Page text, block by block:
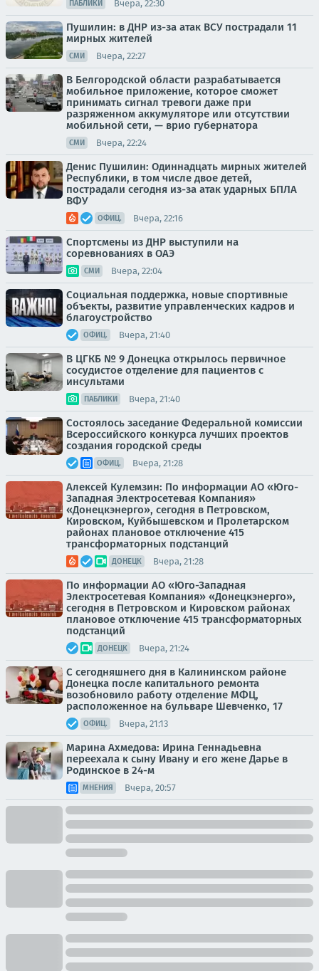
ПАБЛИКИ Вчера, 22:30
Пушилин: в ДНР из-за атак ВСУ пострадали 11
мирных жителей
СМИ Вчера, 22:27
В Белгородской области разрабатывается
мобильное приложение, которое сможет
принимать сигнал тревоги даже при
разряженном аккумуляторе или отсутствии
мобильной сети, — врио губернатора
СМИ Вчера, 22:24
Денис Пушилин: Одиннадцать мирных жителей
Республики, в том числе двое детей,
пострадали сегодня из-за атак ударных БПЛА
ВФУ
ОФИЦ. Вчера, 22:16
Спортсмены из ДНР выступили на
соревнованиях в ОАЭ
СМИ Вчера, 22:04
Социальная поддержка, новые спортивные
объекты, развитие управленческих кадров и
благоустройство
ОФИЦ. Вчера, 21:40
В ЦГКБ № 9 Донецка открылось первичное
сосудистое отделение для пациентов с
инсультами
ПАБЛИКИ Вчера, 21:40
Состоялось заседание Федеральной комиссии
Всероссийского конкурса лучших проектов
создания городской среды
ОФИЦ. Вчера, 21:28
Алексей Кулемзин: По информации АО «Юго-
Западная Электросетевая Компания»
«Донецкэнерго», сегодня в Петровском,
Кировском, Куйбышевском и Пролетарском
районах плановое отключение 415
трансформаторных подстанций
ДОНЕЦК Вчера, 21:28
По информации АО «Юго-Западная
Электросетевая Компания» «Донецкэнерго»,
сегодня в Петровском и Кировском районах
плановое отключение 415 трансформаторных
подстанций
ДОНЕЦК Вчера, 21:24
С сегодняшнего дня в Калининском районе
Донецка после капитального ремонта
возобновило работу отделение МФЦ,
расположенное на бульваре Шевченко, 17
ОФИЦ. Вчера, 21:13
Марина Ахмедова: Ирина Геннадьевна
переехала к сыну Ивану и его жене Дарье в
Родинское в 24-м
МНЕНИЯ Вчера, 20:57